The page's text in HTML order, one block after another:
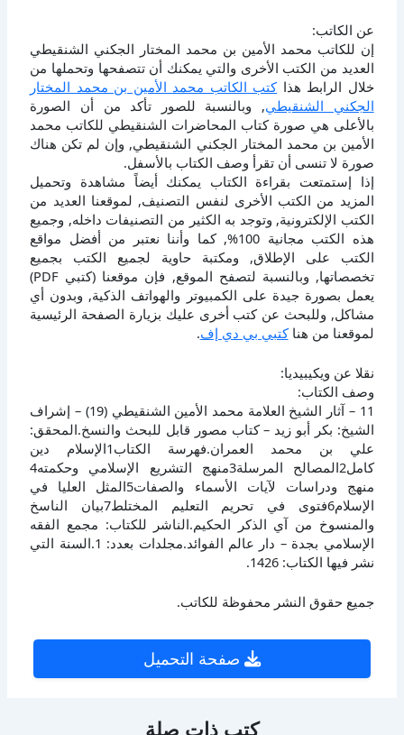
عن الكاتب:
إن للكاتب محمد الأمين بن محمد المختار الجكني الشنقيطي
العديد من الكتب الأخرى والتي يمكنك أن تتصفحها وتحملها من
خلال الرابط هذاكتب الكاتب محمد الأمين بن محمد المختار
الجكني الشنقيطي, وبالنسبة للصور تأكد من أن الصورة
بالأعلى هي صورة كتاب المحاضرات الشنقيطي للكاتب محمد
الأمين بن محمد المختار الجكني الشنقيطي, وإن لم تكن هناك
صورة لا تنسى أن تقرأ وصف الكتاب بالأسفل.
إذا إستمتعت بقراءة الكتاب يمكنك أيضاً مشاهدة وتحميل
المزيد من الكتب الأخرى لنفس التصنيف, لموقعنا العديد من
الكتب الإلكترونية, وتوجد به الكثير من التصنيفات داخله, وجميع
هذه الكتب مجانية 100%, كما وأننا نعتبر من أفضل مواقع
الكتب على الإطلاق, ومكتبة حاوية لجميع الكتب بجميع
تخصصاتها, وبالنسبة لتصفح الموقع, فإن موقعنا (كتبي PDF)
يعمل بصورة جيدة على الكمبيوتر والهواتف الذكية, وبدون أي
مشاكل, وللبحث عن كتب أخرى عليك بزيارة الصفحة الرئيسية
لموقعنا من هناكتبي بي دي إف.
نقلا عن ويكيبيديا:
وصف الكتاب:
11 – آثار الشيخ العلامة محمد الأمين الشنقيطي (19) – إشراف
الشيخ: بكر أبو زيد – كتاب مصور قابل للبحث والنسخ.المحقق:
علي بن محمد العمران.فهرسة الكتاب1الإسلام دين
كامل2المصالح المرسلة3منهج التشريع الإسلامي وحكمته4
منهج ودراسات لآيات الأسماء والصفات5المثل العليا في
الإسلام6فتوى في تحريم التعليم المختلط7بيان الناسخ
والمنسوخ من آي الذكر الحكيم.الناشر للكتاب: مجمع الفقه
الإسلامي بجدة – دار عالم الفوائد.مجلدات بعدد: 1.السنة التي
نشر فيها الكتاب: 1426.
جميع حقوق النشر محفوظة للكاتب.
صفحة التحميل
كتب ذات صلة